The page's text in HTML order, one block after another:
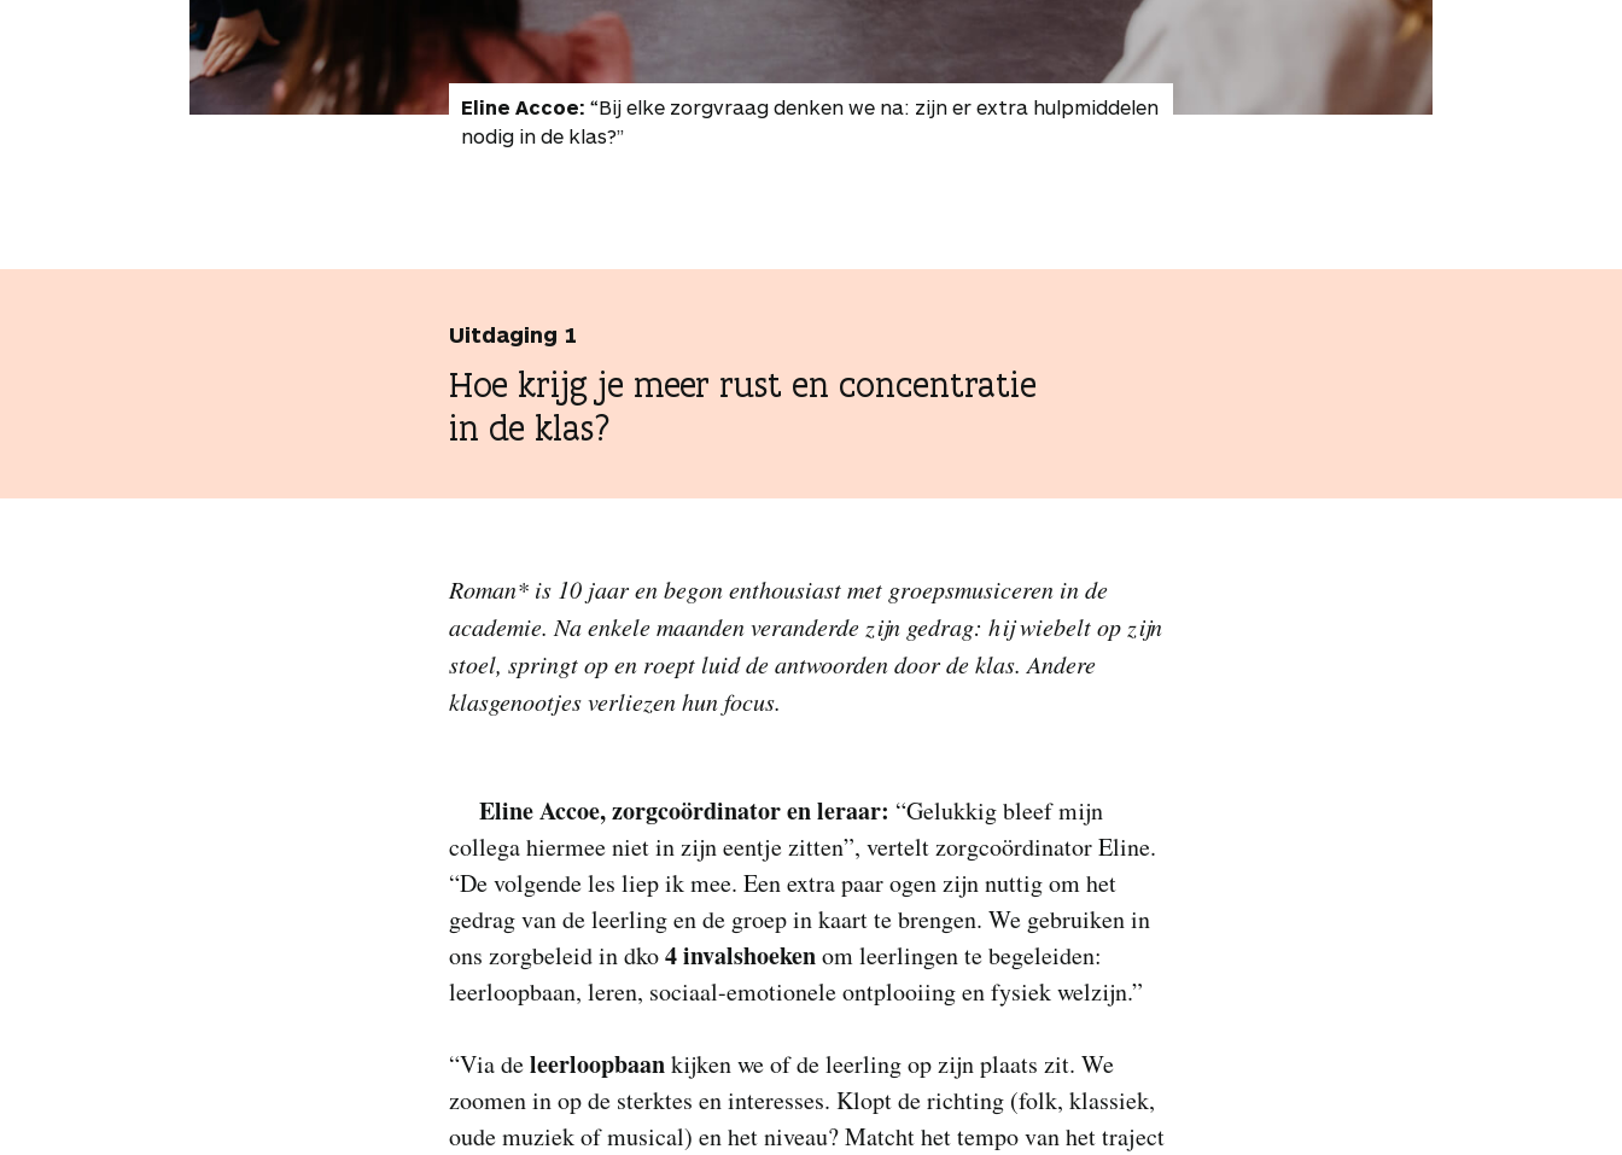
Eline Accoe: “Bij elke zorgvraag denken we na: zijn er extra hulpmiddelen
nodig in de klas?”
Uitdaging 1
Hoe krijg je meer rust en concentratie
in de klas?
Roman* is 10 jaar en begon enthousiast met groepsmusiceren in de
academie. Na enkele maanden veranderde zijn gedrag: hij wiebelt op zijn
stoel, springt op en roept luid de antwoorden door de klas. Andere
klasgenootjes verliezen hun focus.
Eline Accoe, zorgcoördinator en leraar: “Gelukkig bleef mijn
collega hiermee niet in zijn eentje zitten”, vertelt zorgcoördinator Eline.
“De volgende les liep ik mee. Een extra paar ogen zijn nuttig om het
gedrag van de leerling en de groep in kaart te brengen. We gebruiken in
ons zorgbeleid in dko4 invalshoekenom leerlingen te begeleiden:
leerloopbaan, leren, sociaal-emotionele ontplooiing en fysiek welzijn.”
“Via deleerloopbaankijken we of de leerling op zijn plaats zit. We
zoomen in op de sterktes en interesses. Klopt de richting (folk, klassiek,
oude muziek of musical) en het niveau? Matcht het tempo van het traject